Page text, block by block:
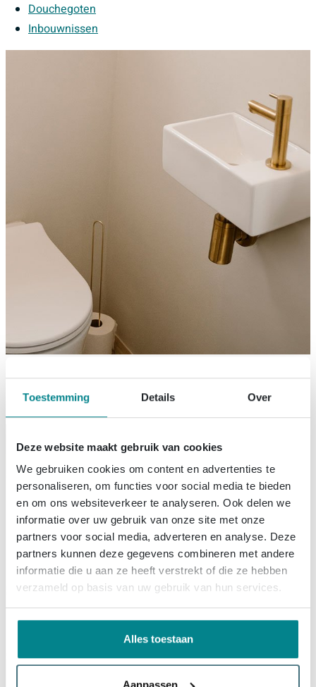
Toestemming Details Over
Deze website maakt gebruik van cookies
We gebruiken cookies om content en advertenties te
personaliseren, om functies voor social media te bieden
en om ons websiteverkeer te analyseren. Ook delen we
informatie over uw gebruik van onze site met onze
partners voor social media, adverteren en analyse. Deze
partners kunnen deze gegevens combineren met andere
informatie die u aan ze heeft verstrekt of die ze hebben
verzameld op basis van uw gebruik van hun services.
Alles toestaan
Douchegoten
Inbouwnissen
Fortifura Fuente
Fonteinsets